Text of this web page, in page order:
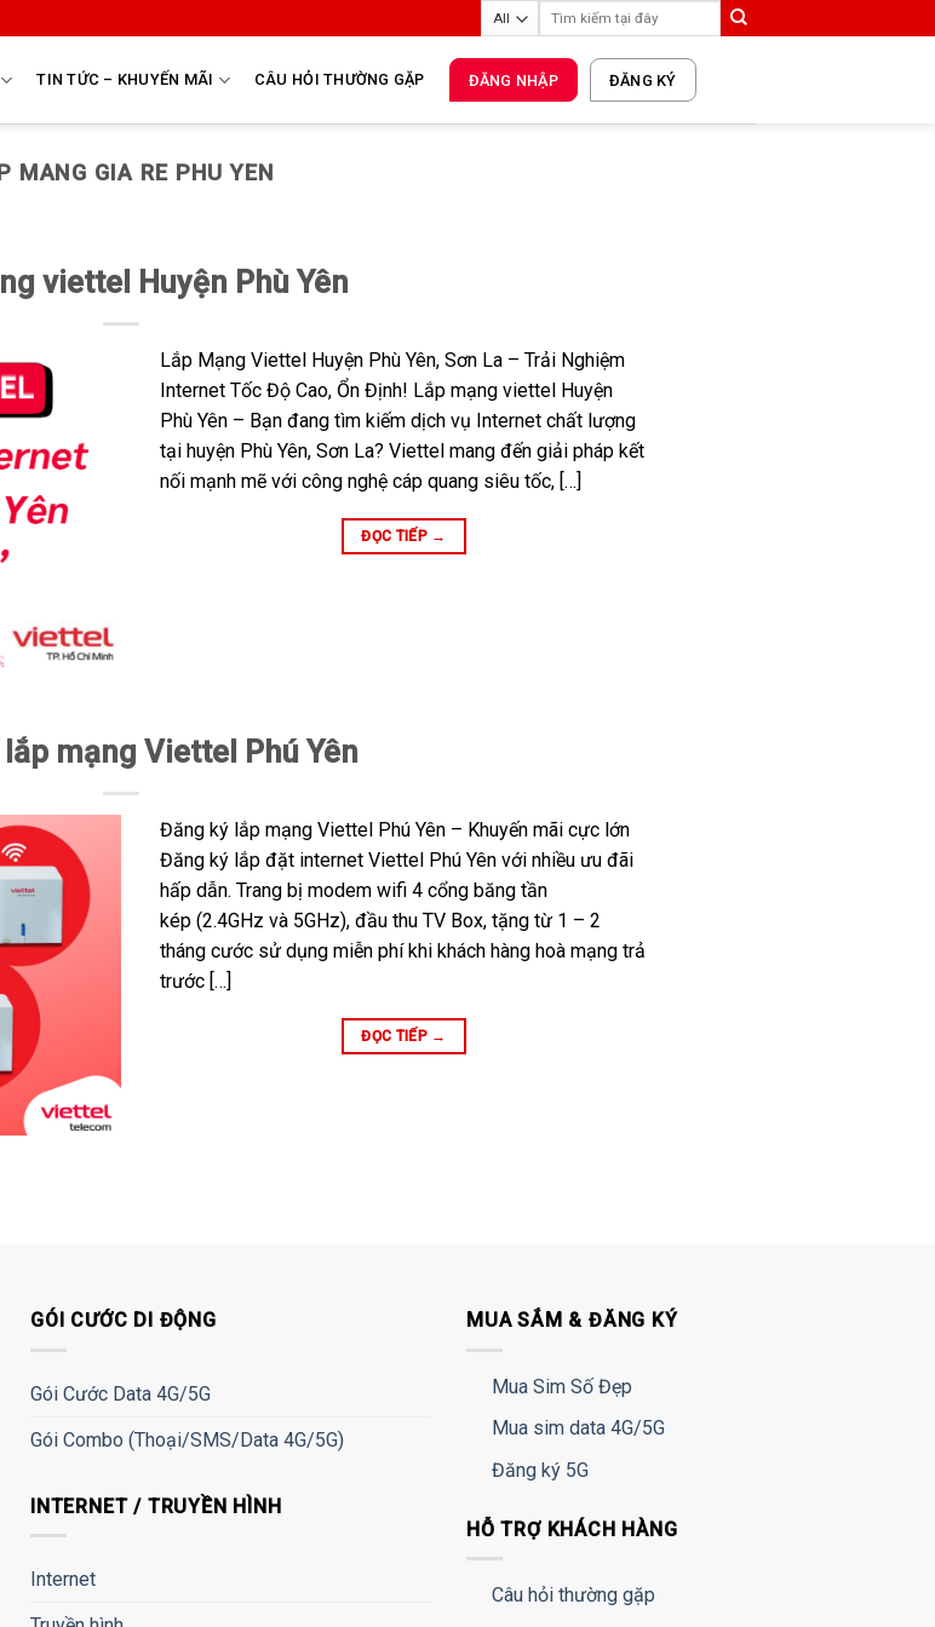
TIN TỨC – KHUYẾN MÃI CÂU HỎI THƯỜNG GẶP ĐĂNG NHẬP ĐĂNG KÝ
MANG GIA RE PHU YEN
viettel Huyện Phù Yên
Lắp Mạng Viettel Huyện Phù Yên, Sơn La – Trải Nghiệm
Internet Tốc Độ Cao, Ổn Định! Lắp mạng viettel Huyện
Phù Yên – Bạn đang tìm kiếm dịch vụ Internet chất lượng
tại huyện Phù Yên, Sơn La? Viettel mang đến giải pháp kết
nối mạnh mẽ với công nghệ cáp quang siêu tốc, […]
ĐỌC TIẾP →
mạng Viettel Phú Yên
Đăng ký lắp mạng Viettel Phú Yên – Khuyến mãi cực lớn
Đăng ký lắp đặt internet Viettel Phú Yên với nhiều ưu đãi
hấp dẫn. Trang bị modem wifi 4 cổng băng tần
kép (2.4GHz và 5GHz), đầu thu TV Box, tặng từ 1 – 2
tháng cước sử dụng miễn phí khi khách hàng hoà mạng trả
trước […]
ĐỌC TIẾP →
GÓI CƯỚC DI ĐỘNG
Gói Cước Data 4G/5G
Gói Combo (Thoại/SMS/Data 4G/5G)
INTERNET / TRUYỀN HÌNH
Internet
MUA SẮM & ĐĂNG KÝ
Mua Sim Số Đẹp
Mua sim data 4G/5G
Đăng ký 5G
HỖ TRỢ KHÁCH HÀNG
Câu hỏi thường gặp